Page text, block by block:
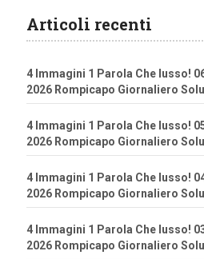
Articoli recenti
4 Immagini 1 Parola Che lusso!
2026 Rompicapo Giornaliero
4 Immagini 1 Parola Che lusso!
2026 Rompicapo Giornaliero
4 Immagini 1 Parola Che lusso!
2026 Rompicapo Giornaliero
4 Immagini 1 Parola Che lusso!
2026 Rompicapo Giornaliero